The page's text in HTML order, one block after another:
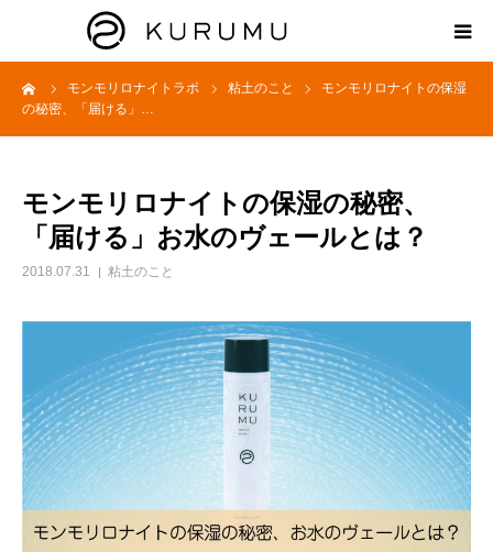
モンモリロナイトラボ 粘土のこと
モンモリロナイトの保湿
の秘密、「届ける」…
モンモリロナイトの保湿の秘密、
「届ける」お水のヴェールとは？
2018.07.31 粘土のこと
HOME
プロダクト
モンモリロナイトラボ
えどがわ楽市